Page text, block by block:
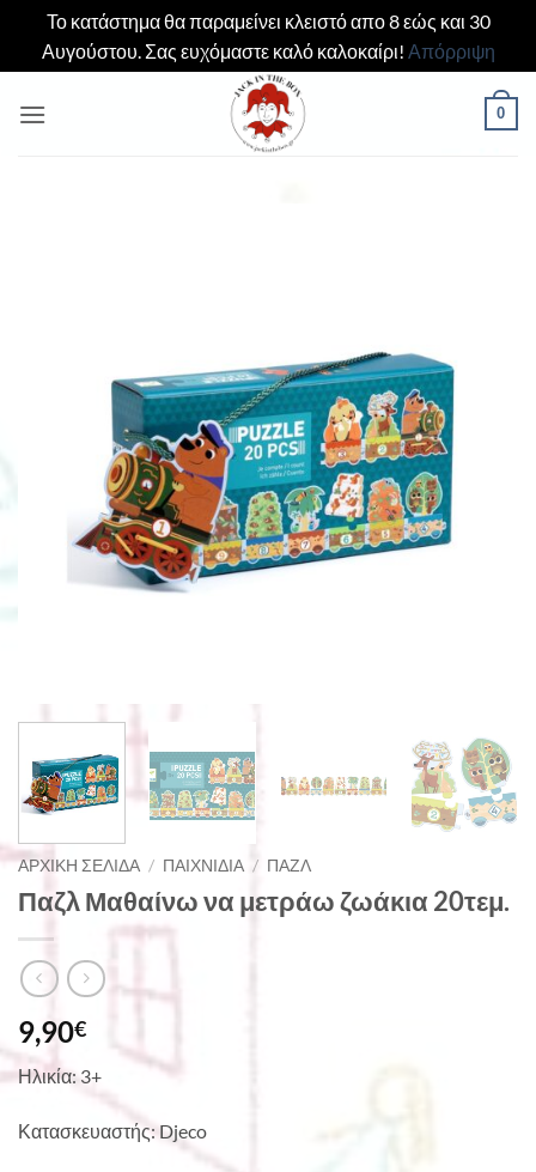
Το κατάστημα θα παραμείνει κλειστό απο 8 εώς και 30
Αυγούστου. Σας ευχόμαστε καλό καλοκαίρι! Απόρριψη
στο
0
ΑΡΧΙΚΉ ΣΕΛΊΔΑ / ΠΑΙΧΝΊΔΙΑ / ΠΑΖΛ
Παζλ Μαθαίνω να μετράω ζωάκια 20τεμ.
9,90€
Ηλικία: 3+
Κατασκευαστής: Djeco